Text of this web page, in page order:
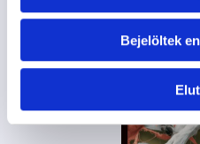
Bejelöltek